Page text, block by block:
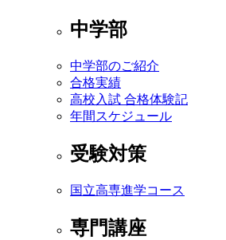
中学部
中学部のご紹介
合格実績
高校入試 合格体験記
年間スケジュール
受験対策
国立高専進学コース
専門講座